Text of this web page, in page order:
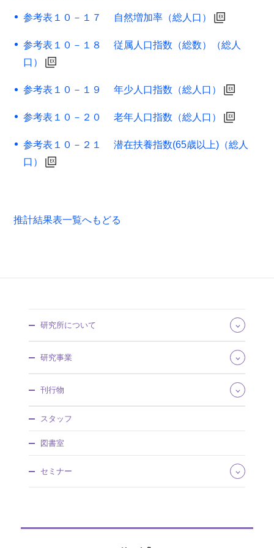
参考表１０－１７ 自然増加率（総人口）
参考表１０－１８ 従属人口指数（総数）（総人
口）
参考表１０－１９ 年少人口指数（総人口）
参考表１０－２０ 老年人口指数（総人口）
参考表１０－２１ 潜在扶養指数(65歳以上)（総人
口）
推計結果表一覧へもどる
研究所について
組織・所掌
事業概要
沿革・歴史館
採用情報
調達情報
情報公開
社人研パンフレット
アクセスマップ
研究事業
将来推計人口・世帯数
社会保障費用統計
社会保障・人口問題基本調査
人口統計資料集
刊行物
社会保障研究
調査研究報告資料
人口問題研究資料
所内研究報告
過去の刊行物
スタッフ
図書室
セミナー